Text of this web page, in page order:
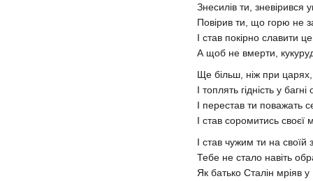
Знесилів ти, зневірився
Повірив ти, що горю не
І став покірно славити
А щоб не вмерти,
Ще більш, ніж при
І топлять гідність у
І перестав ти поважать
І став соромитись своєї
І став чужим ти на своїй
Тебе не стало навіть
Як батько Сталін мріяв у